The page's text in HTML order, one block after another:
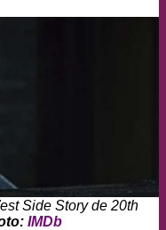
Side Story de 20th
IMDb